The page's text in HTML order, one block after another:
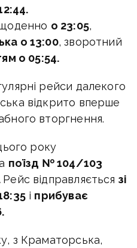
о 23:05,
о 13:00, зворотний
о 05:54.
рейси далекого
відкрито вперше
вторгнення.
року
поїзд № 104/103
Рейс відправляється зі
і прибуває
з Краматорська,